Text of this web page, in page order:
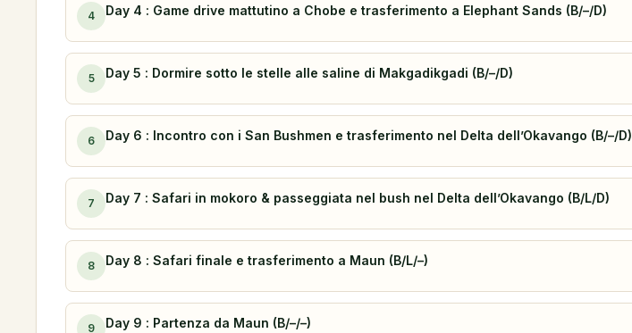
4 Day 4 : Game drive mattutino a Chobe e trasferimento a Elephant Sands (B/–/D)
5 Day 5 : Dormire sotto le stelle alle saline di Makgadikgadi (B/–/D)
6 Day 6 : Incontro con i San Bushmen e trasferimento nel Delta dell’Okavango (B/–/D)
7 Day 7 : Safari in mokoro & passeggiata nel bush nel Delta dell’Okavango (B/L/D)
8 Day 8 : Safari finale e trasferimento a Maun (B/L/–)
9 Day 9 : Partenza da Maun (B/–/–)